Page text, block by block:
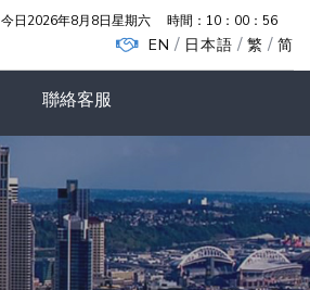
今日2026年8月8日星期六時間： 10：00：57
EN / 日本語 / 繁 / 简
聯絡客服